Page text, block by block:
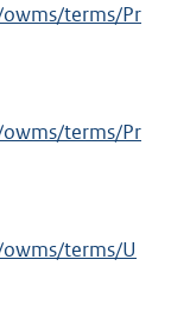
terms/Pr
terms/Pr
terms/U